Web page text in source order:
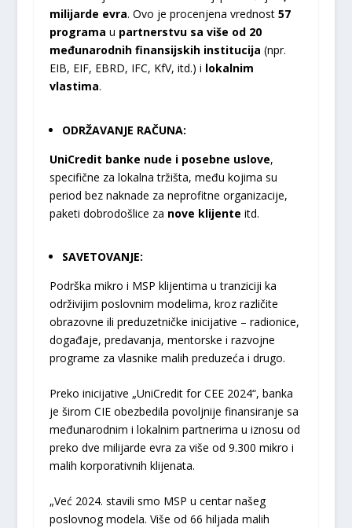
milijarde evra. Ovo je procenjena vrednost 57
programa u partnerstvu sa više od 20
međunarodnih finansijskih institucija (npr.
EIB, EIF, EBRD, IFC, KfV, itd.) i lokalnim
vlastima.
ODRŽAVANJE RAČUNA:
UniCredit banke nude i posebne uslove,
specifične za lokalna tržišta, među kojima su
period bez naknade za neprofitne organizacije,
paketi dobrodošlice za nove klijente itd.
SAVETOVANJE:
Podrška mikro i MSP klijentima u tranziciji ka
održivijim poslovnim modelima, kroz različite
obrazovne ili preduzetničke inicijative – radionice,
događaje, predavanja, mentorske i razvojne
programe za vlasnike malih preduzeća i drugo.
Preko inicijative „UniCredit for CEE 2024“, banka
je širom CIE obezbedila povoljnije finansiranje sa
međunarodnim i lokalnim partnerima u iznosu od
preko dve milijarde evra za više od 9.300 mikro i
malih korporativnih klijenata.
„Već 2024. stavili smo MSP u centar našeg
poslovnog modela. Više od 66 hiljada malih